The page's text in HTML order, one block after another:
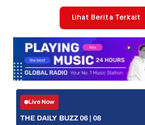
Lihat Berita Terkait
Live Now
THE DAILY BUZZ 06 | 08